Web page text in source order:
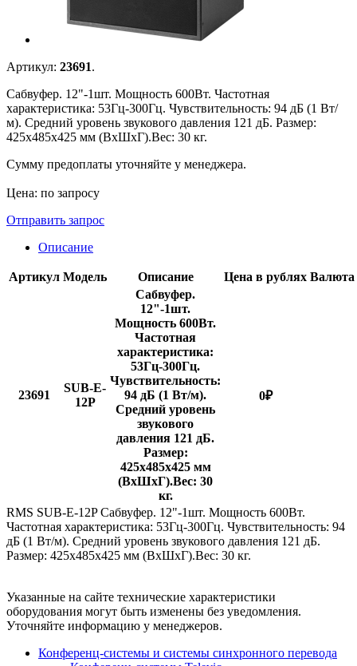
Артикул: 23691.
Сабвуфер. 12"-1шт. Мощность 600Вт. Частотная
характеристика: 53Гц-300Гц. Чувствительность: 94 дБ (1 Вт/
м). Средний уровень звукового давления 121 дБ. Размер:
425х485х425 мм (ВхШxГ).Вес: 30 кг.
Сумму предоплаты уточняйте у менеджера.
Цена: по запросу
Отправить запрос
Описание
Артикул Модель Описание Цена в рублях Валюта
23691
SUB-E-
12P
Сабвуфер.
12"-1шт.
Мощность 600Вт.
Частотная
характеристика:
53Гц-300Гц.
Чувствительность:
94 дБ (1 Вт/м).
Средний уровень
звукового
давления 121 дБ.
Размер:
425х485х425 мм
(ВхШxГ).Вес: 30
кг.
0₽
RMS SUB-E-12P Сабвуфер. 12"-1шт. Мощность 600Вт.
Частотная характеристика: 53Гц-300Гц. Чувствительность: 94
дБ (1 Вт/м). Средний уровень звукового давления 121 дБ.
Размер: 425х485х425 мм (ВхШxГ).Вес: 30 кг.
Указанные на сайте технические характеристики
оборудования могут быть изменены без уведомления.
Уточняйте информацию у менеджеров.
Конференц-системы и системы синхронного перевода